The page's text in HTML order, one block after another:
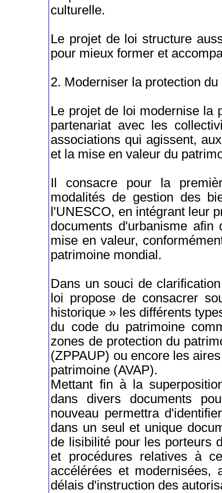
culturelle.
Le projet de loi structure
pour mieux former et
2. Moderniser la protection
Le projet de loi modernise la
partenariat avec les
associations qui agissent,
et la mise en valeur du
Il consacre pour la
modalités de gestion des
l'UNESCO, en intégrant leur
documents d'urbanisme
mise en valeur,
patrimoine mondial.
Dans un souci de
loi propose de consacrer
historique » les différents
du code du patrimoine
zones de protection du
(ZPPAUP) ou encore les
patrimoine (AVAP).
Mettant fin à la
dans divers documents
nouveau permettra
dans un seul et unique
de lisibilité pour les porteurs
et procédures relatives à
accélérées et modernisées,
délais d'instruction des